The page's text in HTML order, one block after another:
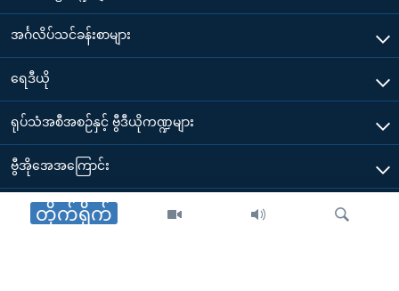
တိုက်ရိုက်
အင်္ဂလိပ်သင်ခန်းစာများ
ရေဒီယို
ရုပ်သံအစီအစဉ်နှင့် ဗွီဒီယိုကဏ္ဍများ
ဗွီအိုအေအကြောင်း
ဗွီအိုအေ မိုဘိုင်းလ်အက်ပ်များ ဒေါင်းလုတ်ယူရန်